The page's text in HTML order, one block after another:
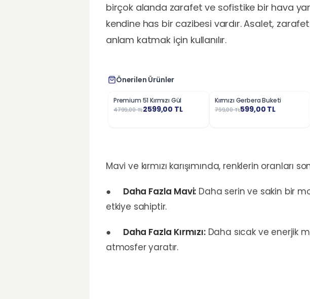
birçok alanda zarafet ve sofistike bir hava
kendine has bir cazibesi vardır. Asalet,
anlam katmak için kullanılır.
Önerilen Ürünler
%46
Premium 51 Kırmızı Gül
4799,00TL2599,00 TL
%25
Kırmızı Gerbera Buketi
799,00TL599,00 TL
Mavi ve kırmızı karışımında, renklerin
● Daha Fazla Mavi: Daha serin ve sakin bir
etkiye sahiptir.
● Daha Fazla Kırmızı:Daha sıcak ve enerjik
atmosfer yaratır.